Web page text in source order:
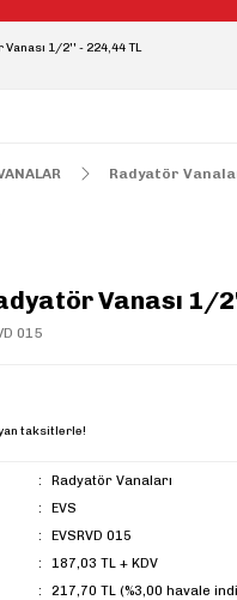
Radyatör
Vanası 1/
015
taksitlerle!
Radyatör Vanaları
EVS
EVSRVD 015
187,03 TL + KDV
217,70 TL (%3,00 havale